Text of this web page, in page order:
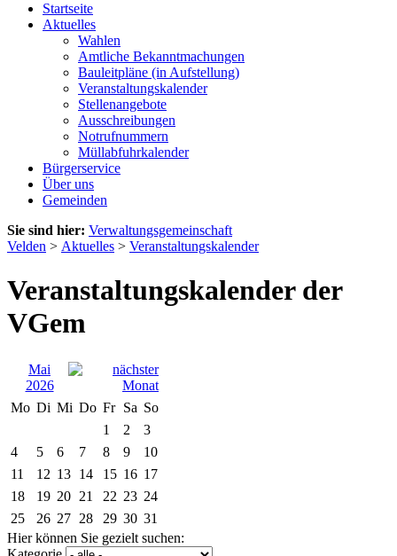
Startseite
Aktuelles
Wahlen
Amtliche Bekanntmachungen
Bauleitpläne (in Aufstellung)
Veranstaltungskalender
Stellenangebote
Ausschreibungen
Notrufnummern
Müllabfuhrkalender
Bürgerservice
Über uns
Gemeinden
Sie sind hier: Verwaltungsgemeinschaft
Velden > Aktuelles > Veranstaltungskalender
Veranstaltungskalender der
VGem
Mai
2026
Mo Di Mi Do Fr Sa So
1
2
3
4
5 6 7 8 9
10
11
12 13 14 15 16 17
18
19 20 21 22 23 24
25
26 27 28 29 30 31
Hier können Sie gezielt suchen: